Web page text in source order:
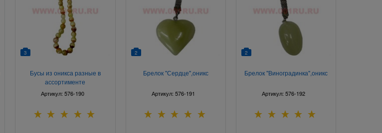
3
Бусы из оникса разные в
ассортименте
Артикул:576-190
2
Брелок "Сердце",оникс
Артикул: 576-191
2
Брелок "Виноградинка",оникс
Артикул: 576-192